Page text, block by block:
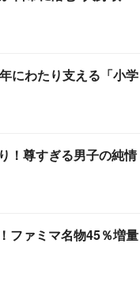
にわたり支える「小学
！尊すぎる男子の純情
ファミマ名物45％増量